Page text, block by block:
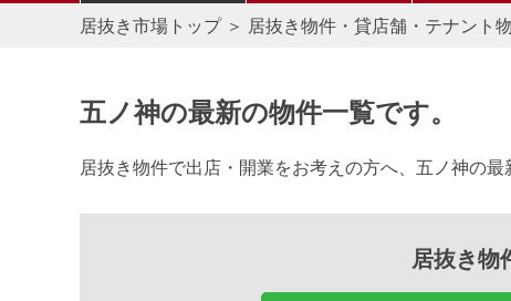
居抜き市場トップ＞ 居抜き物件・貸店舗・テナント
五ノ神の最新の物件一覧です。
居抜き物件で出店・開業をお考えの方へ、五ノ神の
居抜き物